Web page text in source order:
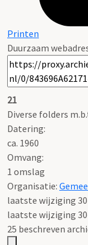
Printen
Duurzaam
21
Diverse folders
Datering:
ca. 1960
Omvang:
1 omslag
Organisatie:
laatste wijziging
laatste wijziging
25 beschreven